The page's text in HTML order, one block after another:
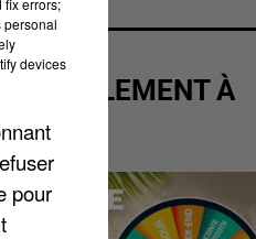
ACTUELLEMENT À
fix errors;
personal
devices
pour